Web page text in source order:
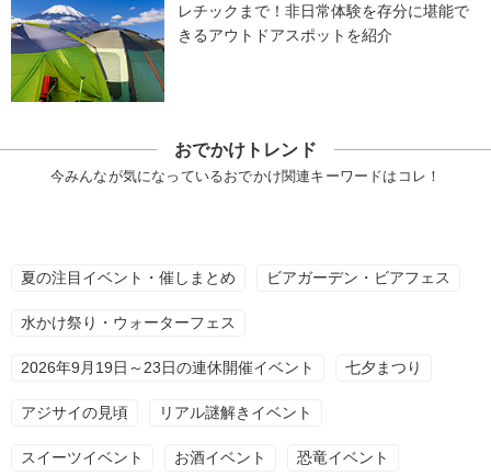
レチックまで！非日常体験を存分に堪能で
きるアウトドアスポットを紹介
おでかけトレンド
今みんなが気になっているおでかけ関連キーワードはコレ！
夏の注目イベント・催しまとめ ビアガーデン・ビアフェス
水かけ祭り・ウォーターフェス
2026年9月19日～23日の連休開催イベント 七夕まつり
アジサイの見頃 リアル謎解きイベント
スイーツイベント お酒イベント 恐竜イベント